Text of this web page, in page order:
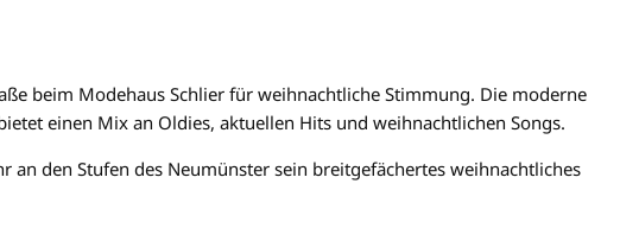
beim Modehaus Schlier für weihnachtliche Stimmung. Die moderne
einen Mix an Oldies, aktuellen Hits und weihnachtlichen Songs.
an den Stufen des Neumünster sein breitgefächertes weihnachtliches